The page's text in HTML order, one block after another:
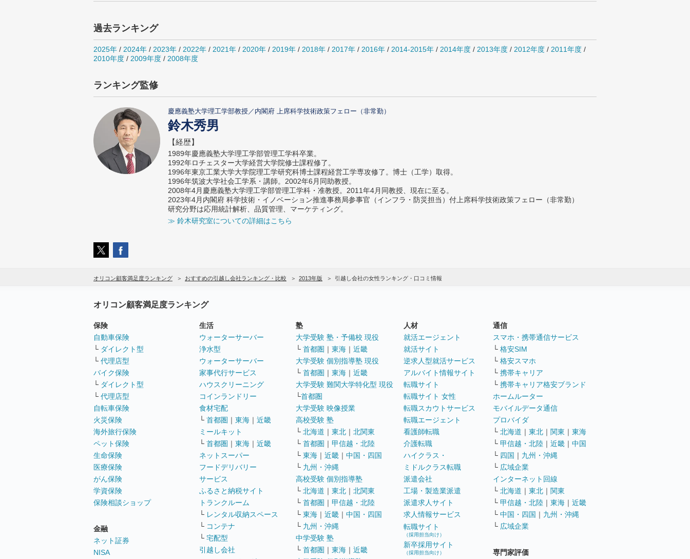
過去ランキング
2025年 / 2024年 / 2023年 / 2022年 / 2021年 / 2020年 / 2019年 / 2018年 / 2017年 / 2016年 / 2014-2015年 / 2014年度 / 2013年度 / 2012年度 / 2011年度 /
2010年度 / 2009年度 / 2008年度
ランキング監修
慶應義塾大学理工学部教授／内閣府 上席科学技術政策フェロー（非常勤）
鈴木秀男
【経歴】
1989年慶應義塾大学理工学部管理工学科卒業。
1992年ロチェスター大学経営大学院修士課程修了。
1996年東京工業大学大学院理工学研究科博士課程経営工学専攻修了。博士（工学）取得。
1996年筑波大学社会工学系・講師。2002年6月同助教授。
2008年4月慶應義塾大学理工学部管理工学科・准教授。2011年4月同教授、現在に至る。
2023年4月内閣府 科学技術・イノベーション推進事務局参事官（インフラ・防災担当）付上席科学技術政策フェロー（非常勤）
研究分野は応用統計解析、品質管理、マーケティング。
≫ 鈴木研究室についての詳細はこちら
オリコン顧客満足度ランキング おすすめの引越し会社ランキング・比較 2013年版 引越し会社の女性ランキング・口コミ情報
オリコン顧客満足度ランキング
保険
自動車保険
└ ダイレクト型
└ 代理店型
バイク保険
└ ダイレクト型
└ 代理店型
自転車保険
火災保険
海外旅行保険
ペット保険
生命保険
医療保険
がん保険
学資保険
保険相談ショップ
金融
ネット証券
NISA
生活
ウォーターサーバー
浄水型
ウォーターサーバー
家事代行サービス
ハウスクリーニング
コインランドリー
食材宅配
└ 首都圏 ｜ 東海 ｜ 近畿
ミールキット
└ 首都圏 ｜ 東海 ｜ 近畿
ネットスーパー
フードデリバリー
サービス
ふるさと納税サイト
トランクルーム
└ レンタル収納スペース
└ コンテナ
└ 宅配型
引越し会社
塾
大学受験 塾・予備校 現役
└ 首都圏 ｜ 東海 ｜ 近畿
大学受験 個別指導塾 現役
└ 首都圏 ｜ 東海 ｜ 近畿
大学受験 難関大学特化型 現役
└首都圏
大学受験 映像授業
高校受験 塾
└ 北海道 ｜ 東北 ｜ 北関東
└ 首都圏 ｜ 甲信越・北陸
└ 東海 ｜ 近畿 ｜ 中国・四国
└ 九州・沖縄
高校受験 個別指導塾
└ 北海道 ｜ 東北 ｜ 北関東
└ 首都圏 ｜ 甲信越・北陸
└ 東海 ｜ 近畿 ｜ 中国・四国
└ 九州・沖縄
中学受験 塾
└ 首都圏 ｜ 東海 ｜ 近畿
人材
就活エージェント
就活サイト
逆求人型就活サービス
アルバイト情報サイト
転職サイト
転職サイト 女性
転職スカウトサービス
転職エージェント
看護師転職
介護転職
ハイクラス・
ミドルクラス転職
派遣会社
工場・製造業派遣
派遣求人サイト
求人情報サービス
転職サイト
（採用担当向け）
新卒採用サイト
（採用担当向け）
通信
スマホ・携帯通信サービス
└ 格安SIM
└ 格安スマホ
└ 携帯キャリア
└ 携帯キャリア格安ブランド
ホームルーター
モバイルデータ通信
プロバイダ
└ 北海道 ｜ 東北 ｜ 関東 ｜ 東海
└ 甲信越・北陸 ｜ 近畿 ｜ 中国
└ 四国 ｜ 九州・沖縄
└ 広域企業
インターネット回線
└ 北海道 ｜ 東北 ｜ 関東
└ 甲信越・北陸 ｜ 東海 ｜ 近畿
└ 中国・四国 ｜ 九州・沖縄
└ 広域企業
専門家評価